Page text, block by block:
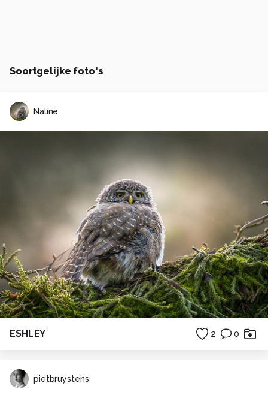
Soortgelijke foto's
Naline
ESHLEY 2 0
pietbruystens